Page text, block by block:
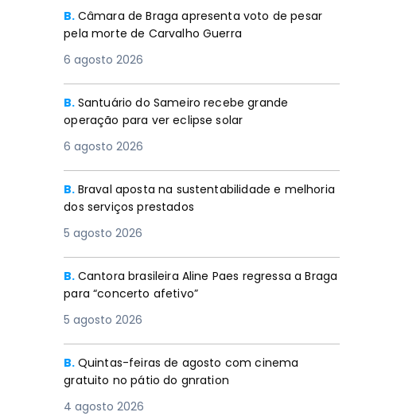
B. Câmara de Braga apresenta voto de pesar
pela morte de Carvalho Guerra
6 agosto 2026
B. Santuário do Sameiro recebe grande
operação para ver eclipse solar
6 agosto 2026
B. Braval aposta na sustentabilidade e melhoria
dos serviços prestados
5 agosto 2026
B. Cantora brasileira Aline Paes regressa a Braga
para “concerto afetivo”
5 agosto 2026
B. Quintas-feiras de agosto com cinema
gratuito no pátio do gnration
4 agosto 2026